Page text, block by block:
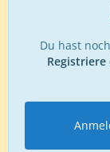
Du hast